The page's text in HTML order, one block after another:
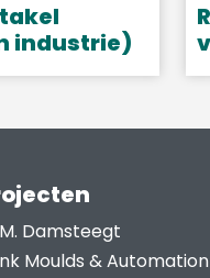
industrie)
Damsteegt
Moulds & Automation